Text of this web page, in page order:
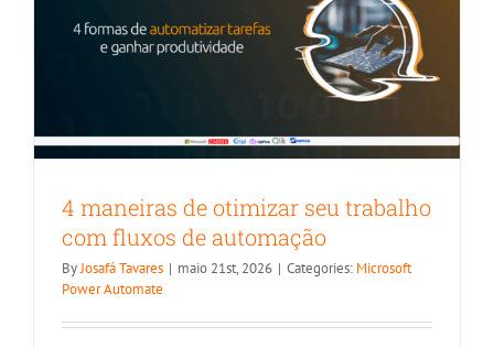
4 maneiras de otimizar seu trabalho
com fluxos de automação
ByJosafá Tavares | maio 21st, 2026 | Categories: Microsoft
Power Automate